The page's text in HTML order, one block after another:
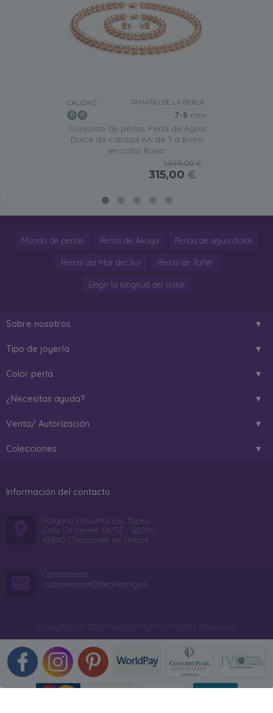
CALIDAD: TAMAÑO DE LA PERLA:
7-8 mm
Conjunto de perlas Perla de Agua
Dulce de calidad AA de 7 a 8mm
en color Rosa
1.599,00 €
315,00 €
Mundo de perlas Perlas de Akoya Perlas de agua dulce
Perlas del Mar del Sur Perlas de Tahití
Elegir la longitud del collar
Sobre nosotros
Tipo de joyería
Color perla
¿Necesitas ayuda?
Venta/ Autorización
Colecciones
Información del contacto
Poligono Industrial Les Tàpies
Calle Gil Vernet 54/55 - B2090
43890 L'Hospitalet de l'Infant
Contáctenos:
customercare@pearlsonly.es